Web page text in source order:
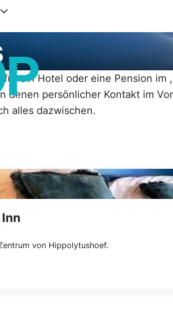
ein Hotel oder eine Pension im
denen persönlicher Kontakt im
alles dazwischen.
von Hippolytushoef.